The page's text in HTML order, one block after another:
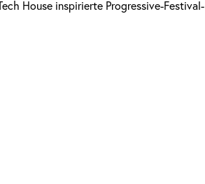
House inspirierte Progressive-Festival-